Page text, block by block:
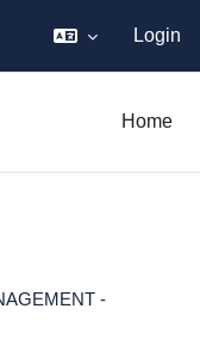
Login
Home
-